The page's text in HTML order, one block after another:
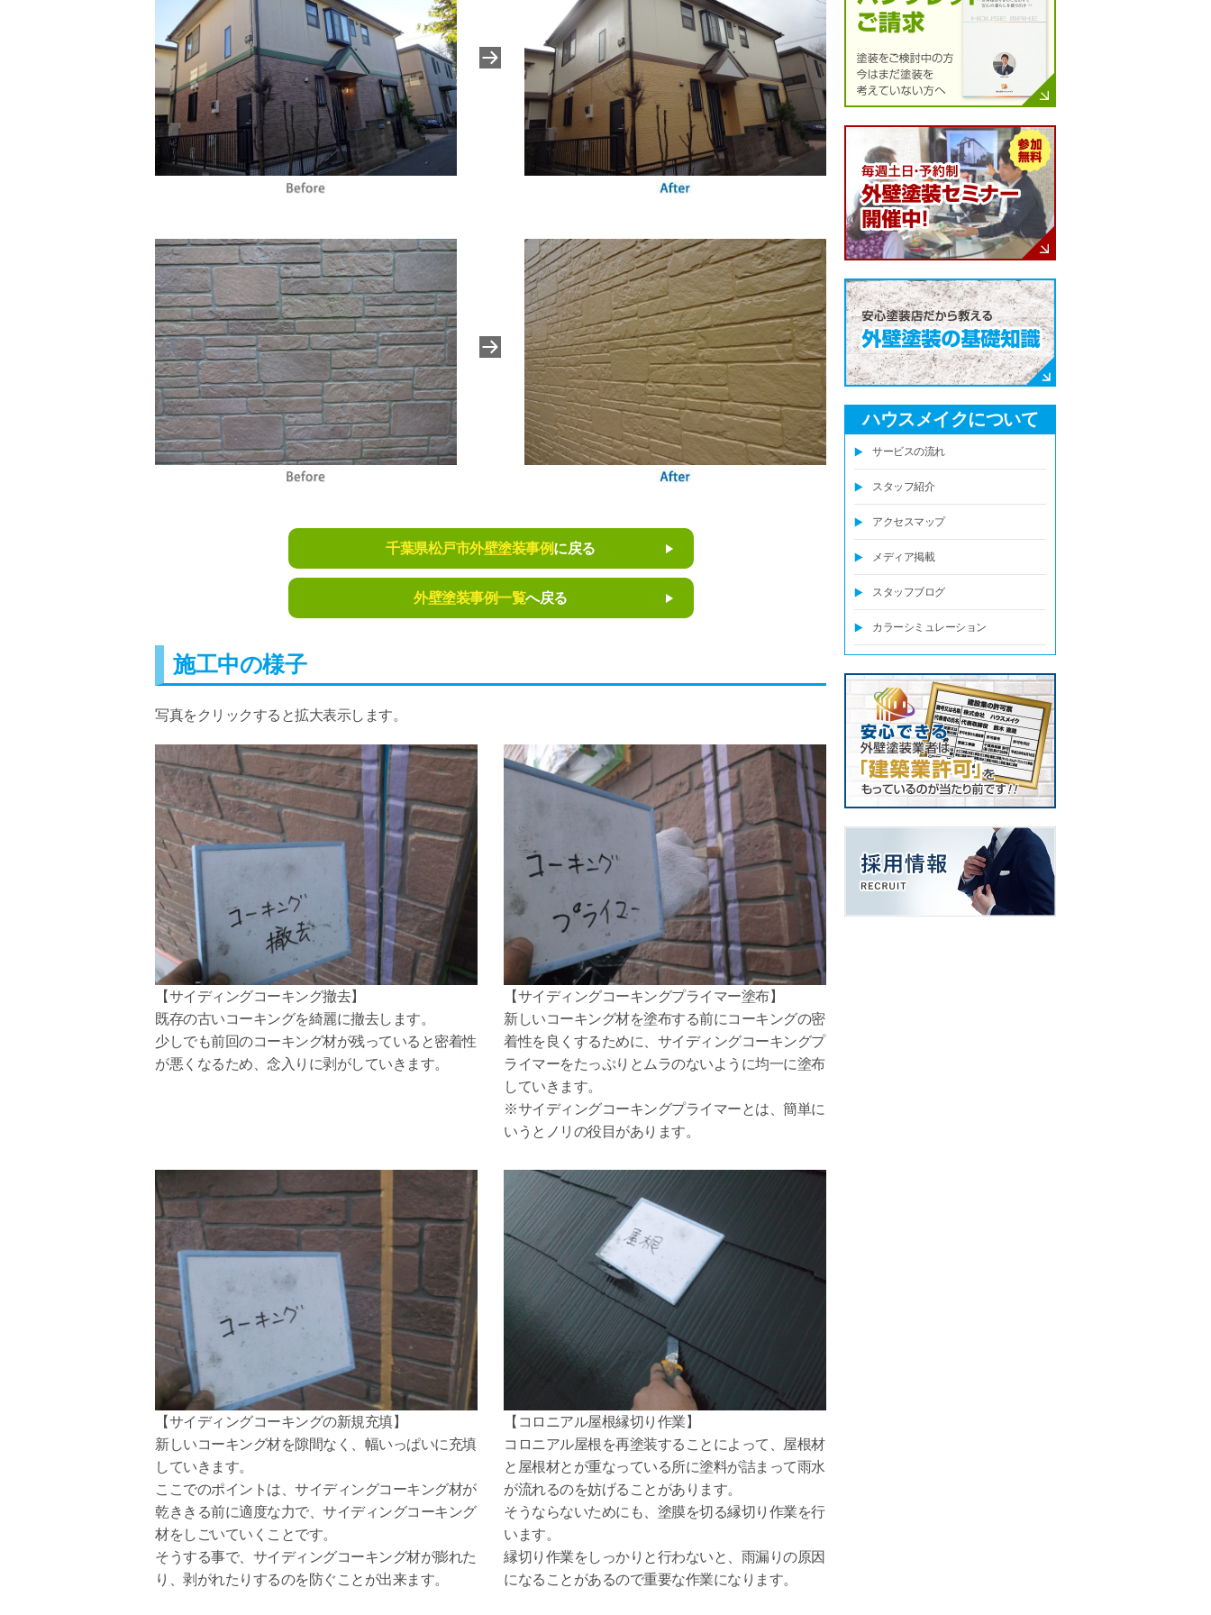
千葉県松戸市外壁塗装事例に戻る
外壁塗装事例一覧へ戻る
施工中の様子
写真をクリックすると拡大表示します。
【サイディングコーキング撤去】
既存の古いコーキングを綺麗に撤去します。
少しでも前回のコーキング材が残っていると密着性
が悪くなるため、念入りに剥がしていきます。
【サイディングコーキングプライマー塗布】
新しいコーキング材を塗布する前にコーキングの密
着性を良くするために、サイディングコーキングプ
ライマーをたっぷりとムラのないように均一に塗布
していきます。
※サイディングコーキングプライマーとは、簡単に
いうとノリの役目があります。
【サイディングコーキングの新規充填】
新しいコーキング材を隙間なく、幅いっぱいに充填
していきます。
ここでのポイントは、サイディングコーキング材が
乾ききる前に適度な力で、サイディングコーキング
材をしごいていくことです。
そうする事で、サイディングコーキング材が膨れた
り、剥がれたりするのを防ぐことが出来ます。
【コロニアル屋根縁切り作業】
コロニアル屋根を再塗装することによって、屋根材
と屋根材とが重なっている所に塗料が詰まって雨水
が流れるのを妨げることがあります。
そうならないためにも、塗膜を切る縁切り作業を行
います。
縁切り作業をしっかりと行わないと、雨漏りの原因
になることがあるので重要な作業になります。
ハウスメイクについて
サービスの流れ
スタッフ紹介
アクセスマップ
メディア掲載
スタッフブログ
カラーシミュレーション